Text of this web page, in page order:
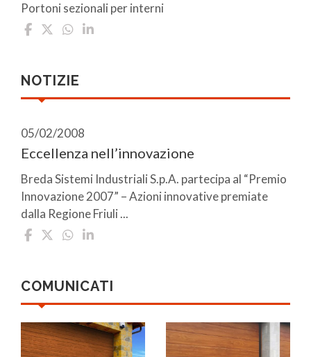
Portoni sezionali per interni
NOTIZIE
05/02/2008
Eccellenza nell’innovazione
Breda Sistemi Industriali S.p.A. partecipa al “Premio
Innovazione 2007” – Azioni innovative premiate
dalla Regione Friuli ...
COMUNICATI